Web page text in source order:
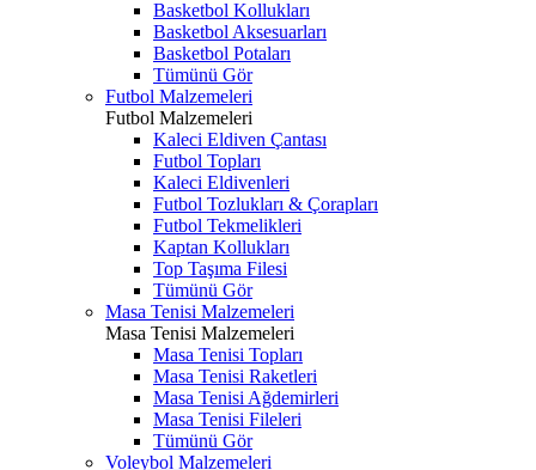
Basketbol Kollukları
Basketbol Aksesuarları
Basketbol Potaları
Tümünü Gör
Futbol Malzemeleri
Futbol Malzemeleri
Kaleci Eldiven Çantası
Futbol Topları
Kaleci Eldivenleri
Futbol Tozlukları & Çorapları
Futbol Tekmelikleri
Kaptan Kollukları
Top Taşıma Filesi
Tümünü Gör
Masa Tenisi Malzemeleri
Masa Tenisi Malzemeleri
Masa Tenisi Topları
Masa Tenisi Raketleri
Masa Tenisi Ağdemirleri
Masa Tenisi Fileleri
Tümünü Gör
Voleybol Malzemeleri